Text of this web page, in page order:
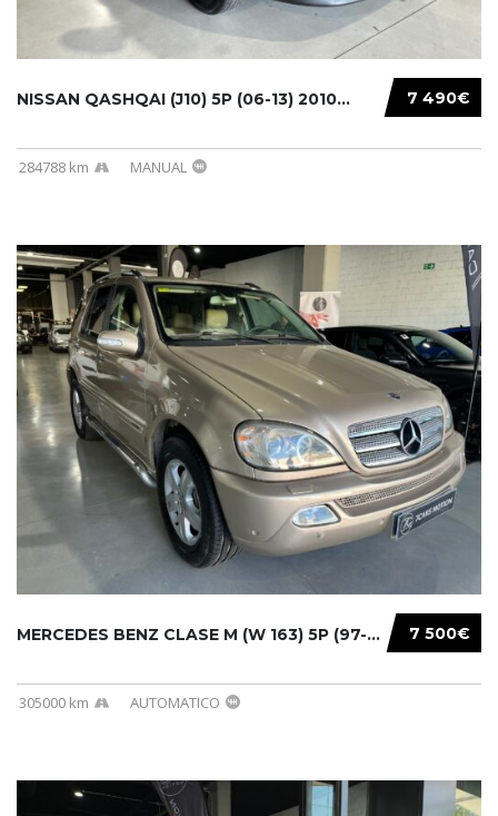
7 490€
NISSAN QASHQAI (J10) 5P (06-13) 2010...
284788 km MANUAL
7 500€
MERCEDES BENZ CLASE M (W 163) 5P (97-05) 200...
305000 km AUTOMATICO